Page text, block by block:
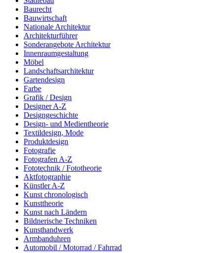
Baurecht
Bauwirtschaft
Nationale Architektur
Architekturführer
Sonderangebote Architektur
Innenraumgestaltung
Möbel
Landschaftsarchitektur
Gartendesign
Farbe
Grafik / Design
Designer A-Z
Designgeschichte
Design- und Medientheorie
Textildesign, Mode
Produktdesign
Fotografie
Fotografen A-Z
Fototechnik / Fototheorie
Aktfotographie
Künstler A-Z
Kunst chronologisch
Kunsttheorie
Kunst nach Ländern
Bildnerische Techniken
Kunsthandwerk
Armbanduhren
Automobil / Motorrad / Fahrrad